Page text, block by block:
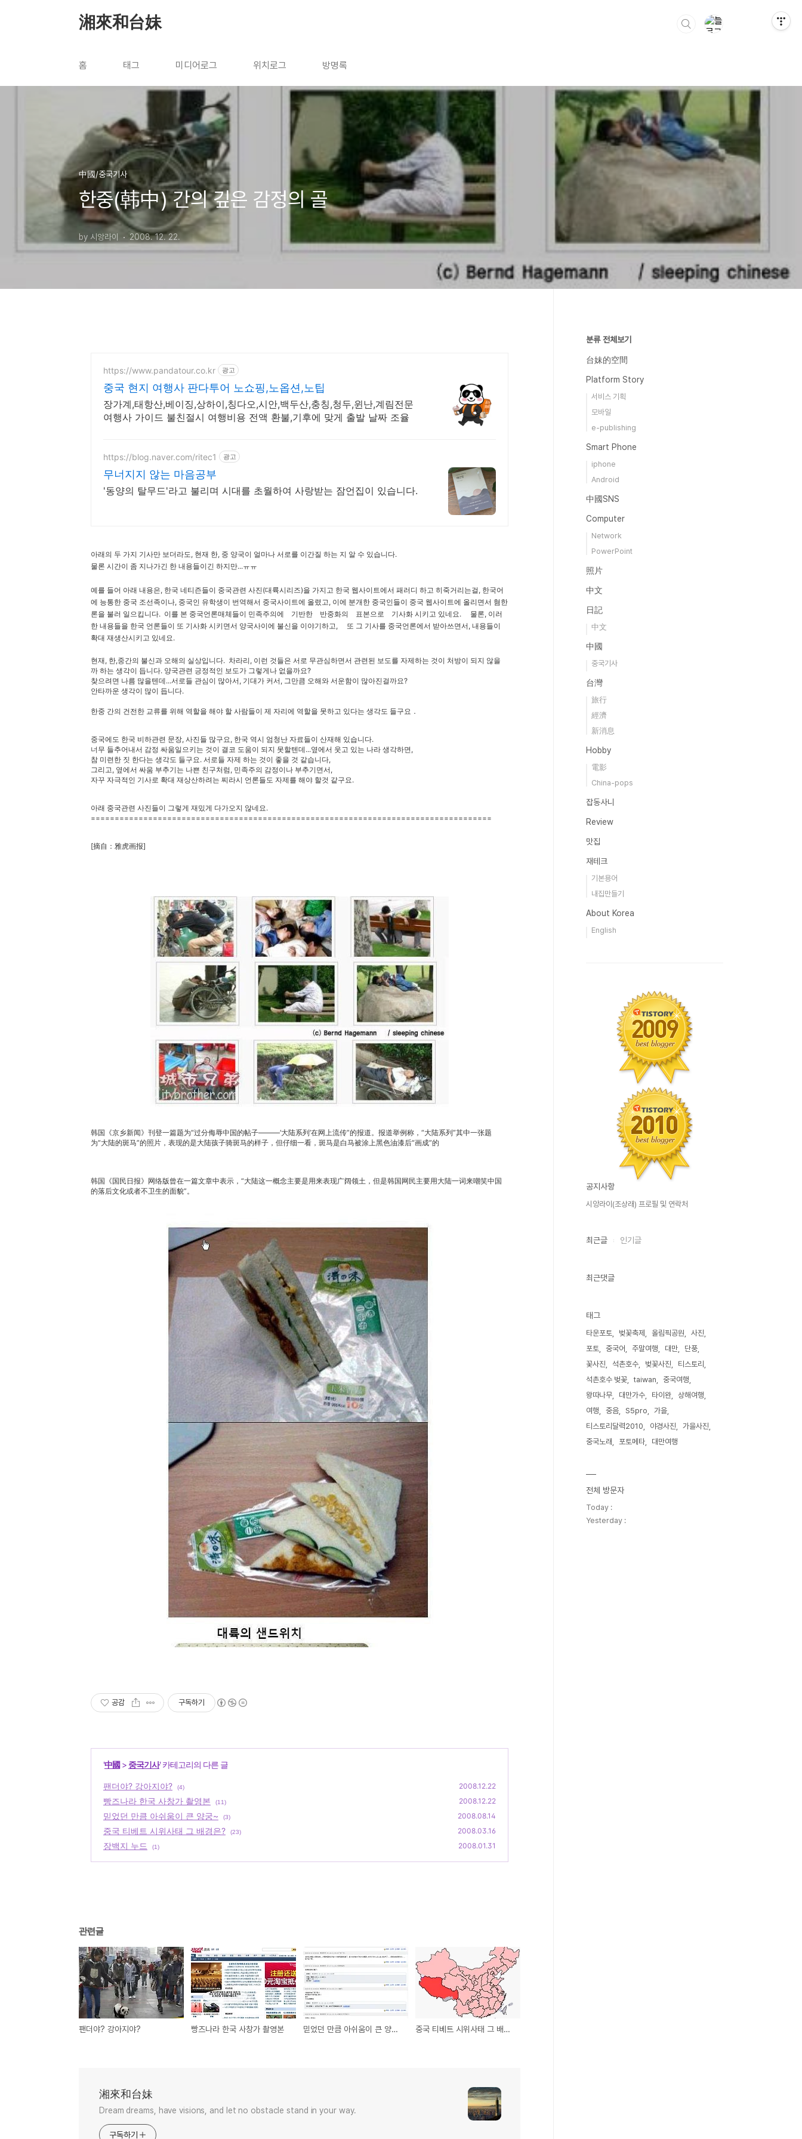
湘來和台妹
홈 태그 미디어로그 위치로그 방명록
中國/중국기사
한중(韩中) 간의 깊은 감정의 골
by 시앙라이 2008. 12. 22.
https://www.pandatour.co.kr 광고
중국 현지 여행사 판다투어 노쇼핑,노옵션,노팁
장가계,태항산,베이징,상하이,칭다오,시안,백두산,충칭,청두,윈난,계림전문
여행사 가이드 불친절시 여행비용 전액 환불,기후에 맞게 출발 날짜 조율
https://blog.naver.com/ritec1 광고
무너지지 않는 마음공부
'동양의 탈무드'라고 불리며 시대를 초월하여 사랑받는 잠언집이 있습니다.
아래의 두 가지 기사만 보더라도, 현재 한, 중 양국이 얼마나 서로를 이간질 하는 지 알 수 있습니다.
물론 시간이 좀 지나가긴 한 내용들이긴 하지만...ㅠㅠ
예를 들어 아래 내용은, 한국 네티즌들이 중국관련 사진(대륙시리즈)을 가지고 한국 웹사이트에서 패러디 하고 히죽거리는걸, 한국어
에 능통한 중국 조선족이나, 중국인 유학생이 번역해서 중국사이트에 올렸고, 이에 분개한 중국인들이 중국 웹사이트에 올리면서 혐한
론을 불러 일으킵니다. 이를 본 중국언론매체들이 민족주의에 기반한 반중화의 표본으로 기사화 시키고 있네요. 물론, 이러
한 내용들을 한국 언론들이 또 기사화 시키면서 양국사이에 불신을 이야기하고, 또 그 기사를 중국언론에서 받아쓰면서, 내용들이
확대 재생산시키고 있네요.
현재, 한,중간의 불신과 오해의 실상입니다. 차라리, 이런 것들은 서로 무관심하면서 관련된 보도를 자제하는 것이 처방이 되지 않을
까 하는 생각이 듭니다. 양국관련 긍정적인 보도가 그렇게나 없을까요?
찾으려면 나름 많을텐데...서로들 관심이 많아서, 기대가 커서, 그만큼 오해와 서운함이 많아진걸까요?
안타까운 생각이 많이 듭니다.
한중 간의 건전한 교류를 위해 역할을 해야 할 사람들이 제 자리에 역할을 못하고 있다는 생각도 들구요．
중국에도 한국 비하관련 문장, 사진들 많구요, 한국 역시 엄청난 자료들이 산재해 있습니다.
너무 들추어내서 감정 싸움일으키는 것이 결코 도움이 되지 못할텐데...옆에서 웃고 있는 나라 생각하면,
참 미련한 짓 한다는 생각도 들구요. 서로들 자제 하는 것이 좋을 것 같습니다,
그리고, 옆에서 싸움 부추기는 나쁜 친구처럼, 민족주의 감정이나 부추기면서,
자꾸 자극적인 기사로 확대 재상산하려는 찌라시 언론들도 자제를 해야 할것 같구요.
아래 중국관련 사진들이 그렇게 재밌게 다가오지 않네요.
====================================================================================
[摘自：雅虎画报]
韩国《京乡新闻》刊登一篇题为“过分侮辱中国的帖子———‘大陆系列’在网上流传”的报道。报道举例称，“大陆系列”其中一张题
为“大陆的斑马”的照片，表现的是大陆孩子骑斑马的样子，但仔细一看，斑马是白马被涂上黑色油漆后“画成”的
韩国《国民日报》网络版曾在一篇文章中表示，“大陆这一概念主要是用来表现广阔领土，但是韩国网民主要用大陆一词来嘲笑中国
的落后文化或者不卫生的面貌”。
공감 구독하기
'中國 > 중국기사' 카테고리의 다른 글
팬더야? 강아지야? (4) 2008.12.22
빵즈나라 한국 사창가 촬영본 (11) 2008.12.22
믿었던 만큼 아쉬움이 큰 양궁~ (3) 2008.08.14
중국 티베트 시위사태 그 배경은? (23) 2008.03.16
장백지 누드 (1) 2008.01.31
관련글
팬더야? 강아지야? 빵즈나라 한국 사창가 촬영본 믿었던 만큼 아쉬움이 큰 양궁~ 중국 티베트 시위사태 그 배경은?
湘來和台妹
Dream dreams, have visions, and let no obstacle stand in your way.
구독하기
분류 전체보기
台妹的空間
Platform Story
서비스 기획
모바일
e-publishing
Smart Phone
iphone
Android
中國SNS
Computer
Network
PowerPoint
照片
中文
日記
中文
中國
중국기사
台灣
旅行
經濟
新消息
Hobby
電影
China-pops
잡동사니
Review
맛집
재테크
기본용어
내집만들기
About Korea
English
공지사항
시앙라이(조상래) 프로필 및 연락처
최근글 인기글
최근댓글
태그
타운포토 벚꽃축제 올림픽공원
사진
포토
중국어 주말여행 대만
단풍
꽃사진
석촌호수 벚꽃사진
티스토리
석촌호수 벚꽃
taiwan
중국여행
왕따나무
대만가수 타이완
상해여행
여행
중음 S5pro
가을
티스토리달력2010
야경사진
가을사진
중국노래
포토메타 대만여행
전체 방문자
Today :
Yesterday :